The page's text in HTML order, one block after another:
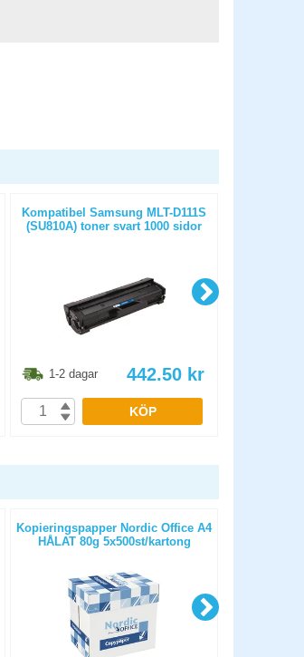
Kompatibel Samsung MLT-D111S
(SU810A) toner svart 1000 sidor
1-2 dagar 442.50 kr
KÖP
Kopieringspapper Nordic Office A4
HÅLAT 80g 5x500st/kartong